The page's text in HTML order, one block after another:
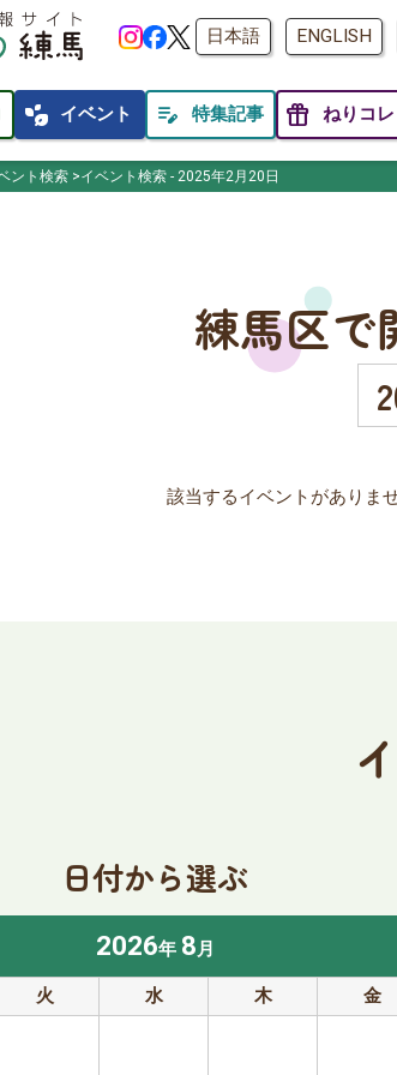
日本語 ENGLISH
temp_preferences_eco イベント edit_note 特集記事 featured_seasonal_and_gifts ねりコレ
ント検索 イベント検索 - 2025年2月20日
練馬区で
該当するイベントがありま
日付から選ぶ
2026年 8月
火 水 木 金